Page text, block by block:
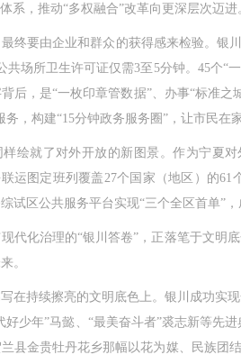
系，推动“多权融合”改革向更深层次迈进
要由企业和群众的获得感来检验。银川
共场所卫生许可证仅需3至5分钟。45个“
后，是“一枚印章管数据”、办事“标准
务，构建“15分钟政务服务圈”，让市民在
就了对外开放的新图景。作为宁夏对
运图定班列覆盖27个国家（地区）的
综试区公共服务平台实现“三个全区首单”
化治理的“银川答卷”，正落笔于文明底
。
持续擦亮的文明底色上。银川成功实现
好少年”马懿、“最美奋斗者”裘志新等先
县金贵牡丹花乡那幅以花为媒、民族团